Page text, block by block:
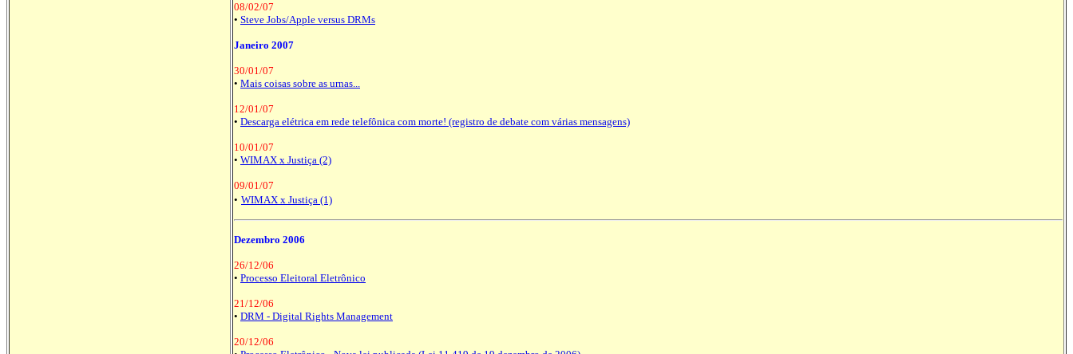
08/02/07
• Steve Jobs/Apple versus DRMs
Janeiro 2007
30/01/07
• Mais coisas sobre as urnas...
12/01/07
• Descarga elétrica em rede telefônica com morte! (registro de debate com várias mensagens)
10/01/07
• WIMAX x Justiça (2)
09/01/07
• WIMAX x Justiça (1)
Dezembro 2006
26/12/06
• Processo Eleitoral Eletrônico
21/12/06
• DRM - Digital Rights Management
20/12/06